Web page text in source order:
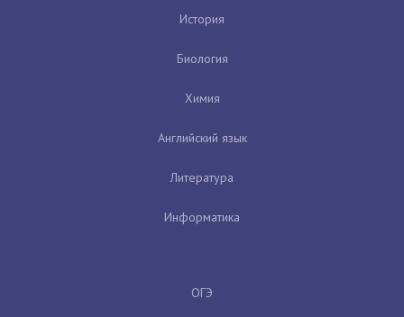
История
Биология
Химия
Английский язык
Литература
Информатика
ОГЭ